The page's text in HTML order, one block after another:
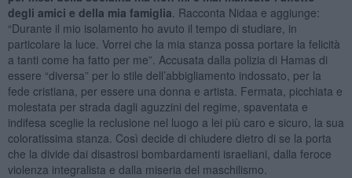
degli amici e della mia famiglia . Racconta Nidaa e aggiunge:
“Durante il mio isolamento ho avuto il tempo di studiare, in
particolare la luce. Vorrei che la mia stanza possa portare la felicità
a tanti come ha fatto per me”. Accusata dalla polizia di Hamas di
essere “diversa” per lo stile dell’abbigliamento indossato, per la
fede cristiana, per essere una donna e artista. Fermata, picchiata e
molestata per strada dagli aguzzini del regime, spaventata e
indifesa sceglie la reclusione nel luogo a lei più caro e sicuro, la sua
coloratissima stanza. Così decide di chiudere dietro di se la porta
che la divide dai disastrosi bombardamenti israeliani, dalla feroce
violenza integralista e dalla miseria del maschilismo.